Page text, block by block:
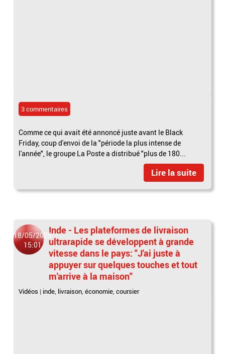
3 commentaires
Comme ce qui avait été annoncé juste avant le Black
Friday, coup d'envoi de la "période la plus intense de
l'année", le groupe La Poste a distribué "plus de 180...
Lire la suite
18/05/2025
15:01
Inde - Les plateformes de livraison
ultrarapide se développent à grande
vitesse dans le pays: "J'ai juste à
appuyer sur quelques touches et tout
m'arrive à la maison"
Vidéos | inde, livraison,économie,coursier